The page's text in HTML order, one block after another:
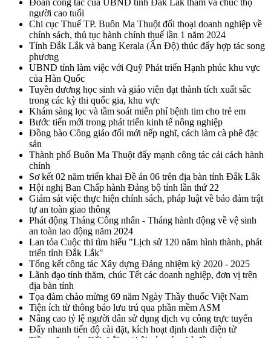
Đoàn công tác của UBND tỉnh Đắk Lắk thăm và chúc thọ
người cao tuổi
Chi cục Thuế TP. Buôn Ma Thuột đối thoại doanh nghiệp về
chính sách, thủ tục hành chính thuế lần 1 năm 2024
Tỉnh Đắk Lắk và bang Kerala (Ấn Độ) thúc đẩy hợp tác song
phương
UBND tỉnh làm việc với Quỹ Phát triển Hạnh phúc khu vực
của Hàn Quốc
Tuyên dương học sinh và giáo viên đạt thành tích xuất sắc
trong các kỳ thi quốc gia, khu vực
Khám sàng lọc và tầm soát miễn phí bệnh tim cho trẻ em
Bước tiến mới trong phát triển kinh tế nông nghiệp
Đồng bào Công giáo đổi mới nếp nghĩ, cách làm cà phê đặc
sản
Thành phố Buôn Ma Thuột đẩy mạnh công tác cải cách hành
chính
Sơ kết 02 năm triển khai Đề án 06 trên địa bàn tỉnh Đắk Lắk
Hội nghị Ban Chấp hành Đảng bộ tỉnh lần thứ 22
Giám sát việc thực hiện chính sách, pháp luật về bảo đảm trật
tự an toàn giao thông
Phát động Tháng Công nhân - Tháng hành động về vệ sinh
an toàn lao động năm 2024
Lan tỏa Cuộc thi tìm hiểu "Lịch sử 120 năm hình thành, phát
triển tỉnh Đắk Lắk"
Tổng kết công tác Xây dựng Đảng nhiệm kỳ 2020 - 2025
Lãnh đạo tỉnh thăm, chúc Tết các doanh nghiệp, đơn vị trên
địa bàn tỉnh
Tọa đàm chào mừng 69 năm Ngày Thầy thuốc Việt Nam
Tiện ích từ thông báo lưu trú qua phần mềm ASM
Nâng cao tỷ lệ người dân sử dụng dịch vụ công trực tuyến
Đẩy nhanh tiến độ cài đặt, kích hoạt định danh điện tử